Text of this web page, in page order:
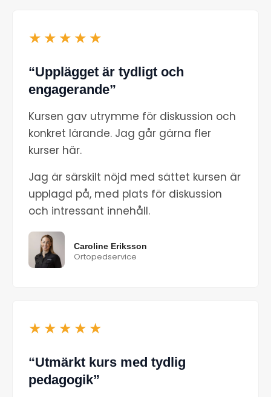
★★★★★
“Upplägget är tydligt och
engagerande”
Kursen gav utrymme för diskussion och
konkret lärande. Jag går gärna fler
kurser här.
Jag är särskilt nöjd med sättet kursen är
upplagd på, med plats för diskussion
och intressant innehåll.
Caroline Eriksson
Ortopedservice
★★★★★
“Utmärkt kurs med tydlig
pedagogik”